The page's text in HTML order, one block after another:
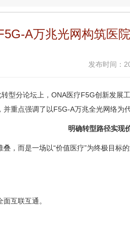
A万兆光网构筑医
发布时间：
型分论坛上，ONA医疗F5G创新发
重点强调了以F5G-A万兆全光网络为
明确转型路径实现
，而是一场以“价值医疗”为终极目
互联互通。